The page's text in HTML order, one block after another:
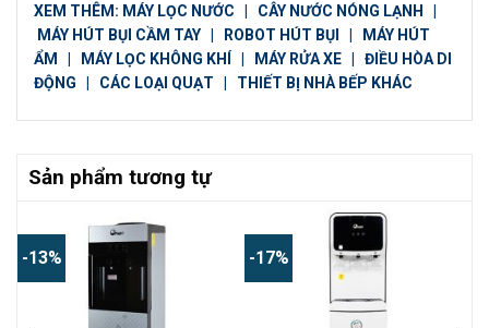
XEM THÊM: MÁY LỌC NƯỚC CÂY NƯỚC NÓNG LẠNH
MÁY HÚT BỤI CẦM TAY
ROBOT HÚT BỤI
MÁY HÚT
ẨM
MÁY LỌC KHÔNG KHÍ MÁY RỬA XE
ĐIỀU HÒA DI
ĐỘNG
CÁC LOẠI QUẠT THIẾT BỊ NHÀ BẾP KHÁC
Sản phẩm tương tự
-13% -17%